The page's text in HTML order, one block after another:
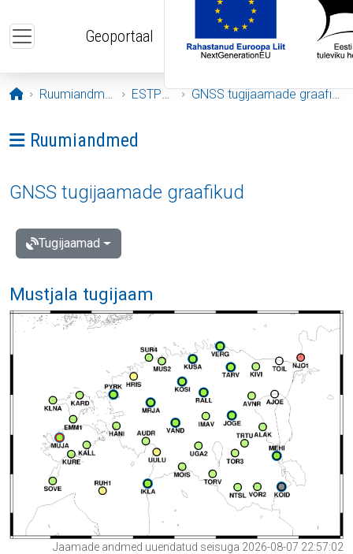
Geoportaal
Avaleht
Ruumiandmed ESTPOS GNSS tugijaamade graafikud
Ava menüü: Ruumiandmed
Ruumiandmed
GNSS tugijaamade graafikud
Tugijaamad
Mustjala tugijaam
Jaamade andmed uuendatud seisuga 2026-08-07 22:57:02